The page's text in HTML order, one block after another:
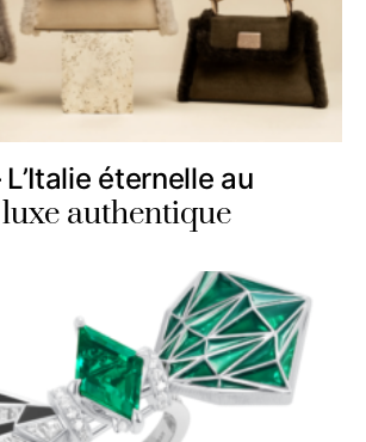
L’Italie éternelle au
authentique